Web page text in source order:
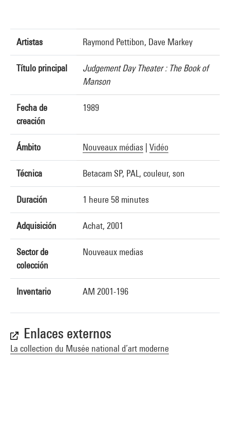
Artistas Raymond Pettibon, Dave Markey
Título principal
Judgement Day Theater : The Book of
Manson
Fecha de
creación
1989
Ámbito Nouveaux médias Vidéo
Técnica Betacam SP, PAL, couleur, son
Duración 1 heure 58 minutes
Adquisición Achat, 2001
Sector de
colección
Nouveaux medias
Inventario AM 2001-196
Enlaces externos
La collection du Musée national d’art moderne